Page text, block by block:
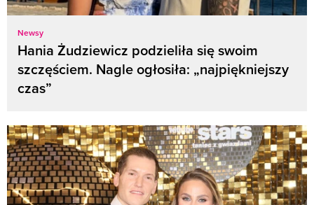
Newsy
Hania Żudziewicz podzieliła się swoim
szczęściem. Nagle ogłosiła: „najpiękniejszy
czas”